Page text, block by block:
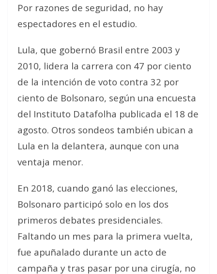
Por razones de seguridad, no hay
espectadores en el estudio.
Lula, que gobernó Brasil entre 2003 y
2010, lidera la carrera con 47 por ciento
de la intención de voto contra 32 por
ciento de Bolsonaro, según una encuesta
del Instituto Datafolha publicada el 18 de
agosto. Otros sondeos también ubican a
Lula en la delantera, aunque con una
ventaja menor.
En 2018, cuando ganó las elecciones,
Bolsonaro participó solo en los dos
primeros debates presidenciales.
Faltando un mes para la primera vuelta,
fue apuñalado durante un acto de
campaña y tras pasar por una cirugía, no